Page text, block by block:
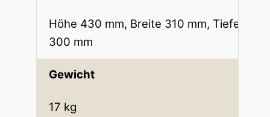
Höhe 430 mm, Breite 310 mm, Tiefe
300 mm
Gewicht
17 kg